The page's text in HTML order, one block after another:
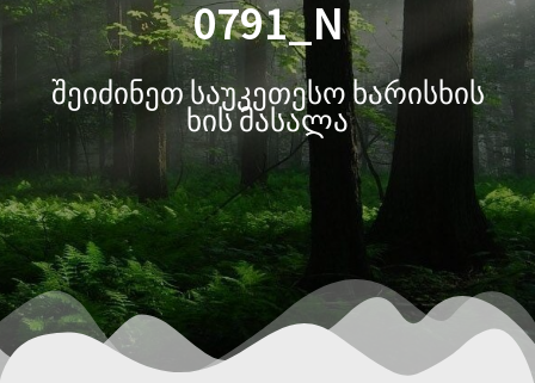
0791_N
შეიძინეთ საუკეთესო ხარისხის
ხის მასალა